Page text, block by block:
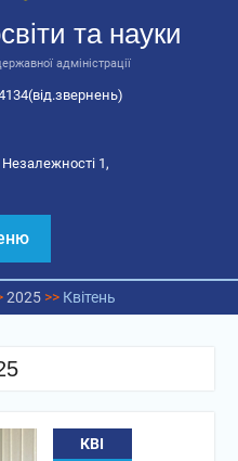
та науки
адміністрації
1,
2025>> Квітень
КВІ